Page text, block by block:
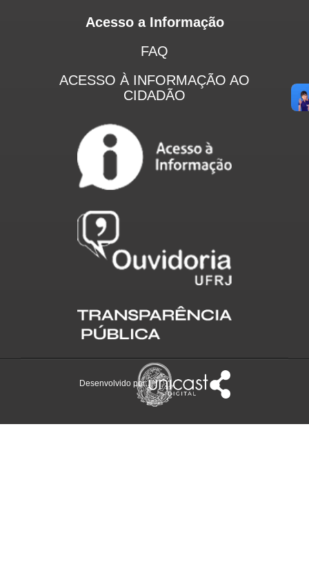
Acesso a Informação
FAQ
ACESSO À INFORMAÇÃO AO
CIDADÃO
Desenvolvido por: